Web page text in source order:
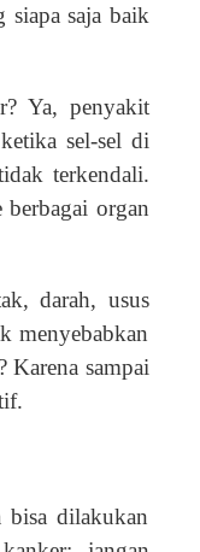
siapa saja baik
Ya, penyakit
sel-sel di
terkendali.
berbagai organ
darah, usus
menyebabkan
Karena sampai
bisa dilakukan